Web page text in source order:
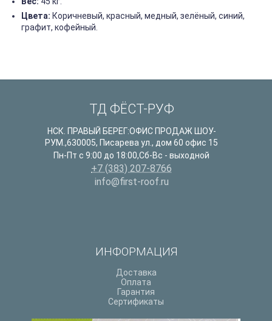
Цвета: Коричневый, красный, медный, зелёный, синий,
графит, кофейный.
ТД ФЁСТ-РУФ
НСК. ПРАВЫЙ БЕРЕГ:ОФИС ПРОДАЖ ШОУ-
РУМ.,630005, Писарева ул., дом 60 офис 15
Пн-Пт с 9:00 до 18:00,Сб-Вс - выходной
+7 (383) 207-8766
info@first-roof.ru
ИНФОРМАЦИЯ
Доставка
Оплата
Гарантия
Сертификаты